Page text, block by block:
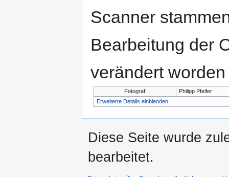
Scanner
Bearbeitung der
verändert
Fotograf
Philipp Pfeifer
Erweiterte Details einblenden
Diese Seite wurde
bearbeitet.